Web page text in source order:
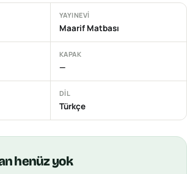
YAYINEVI
Maarif Matbası
KAPAK
—
DIL
Türkçe
henüz yok